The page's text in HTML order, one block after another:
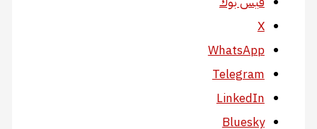
X
WhatsApp
Telegram
LinkedIn
Bluesky